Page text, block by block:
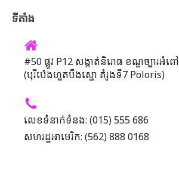
ទីតាំង
#50 ផ្លូវ P12 សង្កាត់និរោធ ខណ្ឌច្បារអំពៅ
(បុរីប៉េងហួតបឹងស្នោ គំរូងទី7 Poloris)
លេខទំនាក់ទំនង: (015) 555 686
សហរដ្ឋអាមេរិក: (562) 888 0168